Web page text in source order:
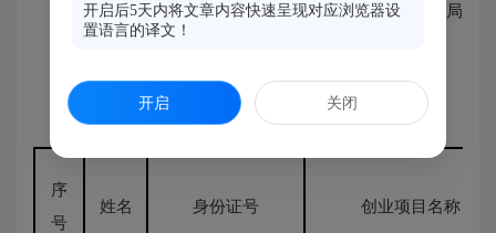
福州经济技术开发区人力资源和社会保障局
个人创业租用场地补贴拟发放花名册
序
号
姓名 身份证号 创业项目名称
开启后5天内将文章内容快速呈现对应浏览器设
置语言的译文！
开启 关闭